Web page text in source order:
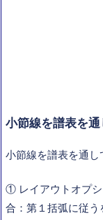
小節線を譜表を通
小節線を譜表を通し
① レイアウトオプ
合：第１括弧に従う